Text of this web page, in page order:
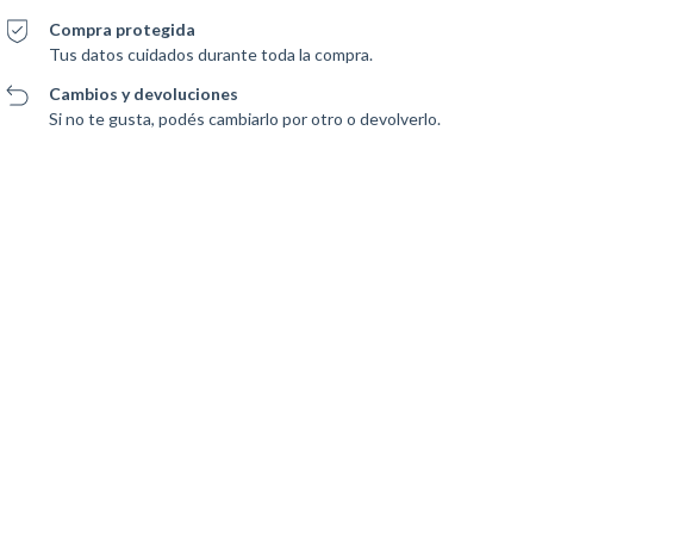
Compra protegida
Tus datos cuidados durante toda la compra.
Cambios y devoluciones
Si no te gusta, podés cambiarlo por otro o devolverlo.